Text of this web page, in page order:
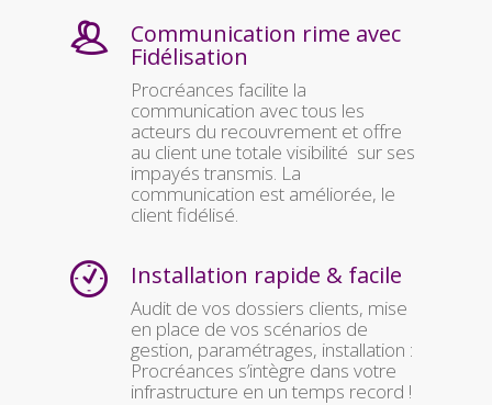
Communication rime avec
Fidélisation
Procréances facilite la
communication avec tous les
acteurs du recouvrement et offre
au client une totale visibilité sur ses
impayés transmis. La
communication est améliorée, le
client fidélisé.
Installation rapide & facile
Audit de vos dossiers clients, mise
en place de vos scénarios de
gestion, paramétrages, installation :
Procréances s’intègre dans votre
infrastructure en un temps record !